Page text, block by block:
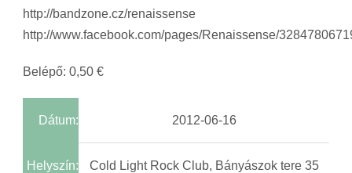
http://bandzone.cz/renaissense
http://www.facebook.com/pages/Renaissense/
Belépő: 0,50 €
Dátum: 2012-06-16
Helyszín: Cold Light Rock Club, Bányászok tere 35